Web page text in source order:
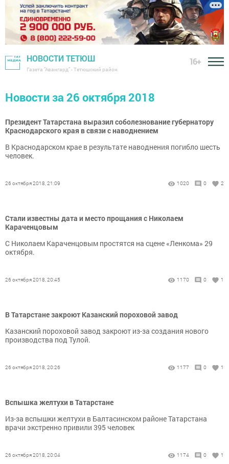
НОВОСТИ ТЕТЮШ
Газета "Авангард" - Тетюшский район
16+
Новости за 26 октября 2018
Президент Татарстана выразил соболезнование губернатору
Краснодарского края в связи с наводнением
В Краснодарском крае в результате наводнения погибло шесть
человек.
26 октября 2018, 21:09 1020 0 2
Стали известны дата и место прощания с Николаем
Караченцовым
С Николаем Караченцовым простятся на сцене «Ленкома» 29
октября.
26 октября 2018, 20:45 1170 0 1
В Татарстане закроют Казанский пороховой завод
Казанский пороховой завод закроют из-за создания нового
производства под Тулой.
26 октября 2018, 20:26 1177 0 1
Вспышка желтухи в Татарстане
Из-за вспышки желтухи в Балтасинском районе Татарстана
врачи экстренно привили 395 человек
26 октября 2018, 20:04 1174 0 1